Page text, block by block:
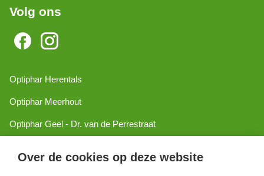
Over de cookies op deze website
Volg ons
Optiphar Herentals
Optiphar Meerhout
Optiphar Geel - Dr. van de Perrestraat